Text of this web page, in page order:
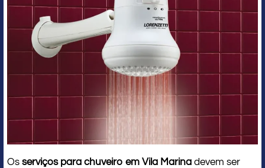
Os serviços para chuveiro em Vila Marina devem ser